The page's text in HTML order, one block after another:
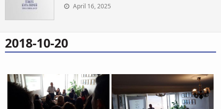
April 16, 2025
2018-10-20